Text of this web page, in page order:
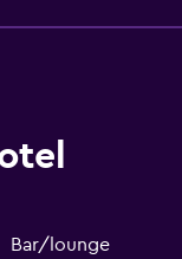
Bar/lounge